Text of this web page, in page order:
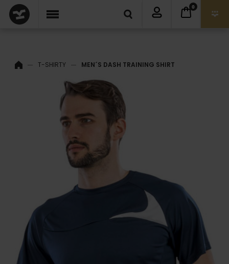
0
T-SHIRTY MEN´S DASH TRAINING SHIRT